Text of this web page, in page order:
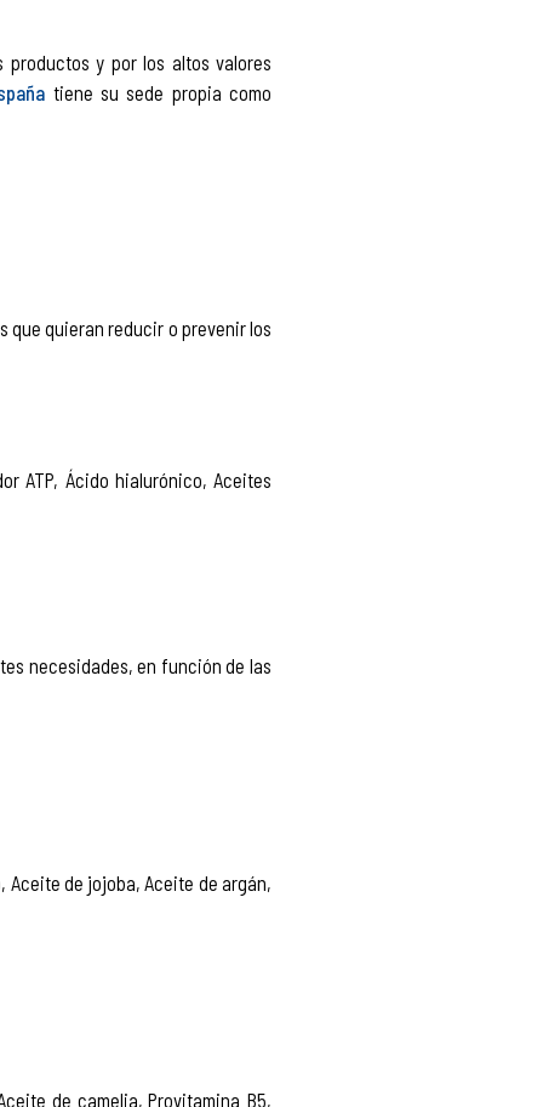
productos y por los altos valores
tiene su sede propia como
que quieran reducir o prevenir los
ATP, Ácido hialurónico, Aceites
necesidades, en función de las
Aceite de jojoba, Aceite de argán,
de camelia, Provitamina B5,